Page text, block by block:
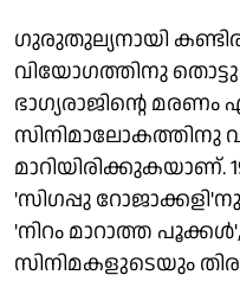
ഗുരുതുല്യനായി
വിയോഗത്തിനു
ഭാഗ്യരാജിന്റെ മരണം
സിനിമാലോകത്തിനു
മാറിയിരിക്കുകയാണ്.
'സിഗപ്പു റോജാക്കളി'നു
'നിറം മാറാത്ത
സിനിമകളുടെയും